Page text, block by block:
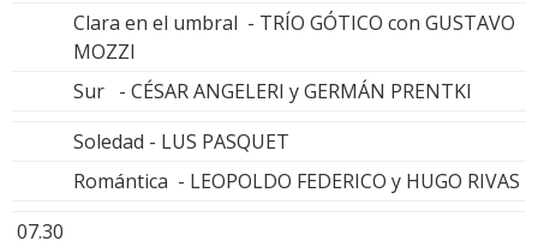
Clara en el umbral - TRÍO GÓTICO con GUSTAVO
MOZZI
Sur - CÉSAR ANGELERI y GERMÁN PRENTKI
Soledad - LUS PASQUET
Romántica - LEOPOLDO FEDERICO y HUGO RIVAS
07.30